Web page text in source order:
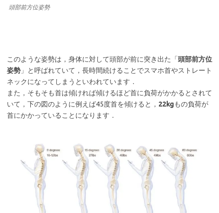
頭部前方位姿勢
このような姿勢は，身体に対して頭部が前に突き出た「頭部前方位
姿勢 」と呼ばれていて，長時間続けることでスマホ首やストレート
ネックになってしまうといわれています．
また，そもそも首は傾ければ傾けるほど首に負荷がかかるとされて
いて，下の図のように例えば45度首を傾けると， 22kgもの負荷が
首にかかっていることになります．